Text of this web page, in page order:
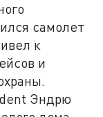
самолет
к
и
Эндрю